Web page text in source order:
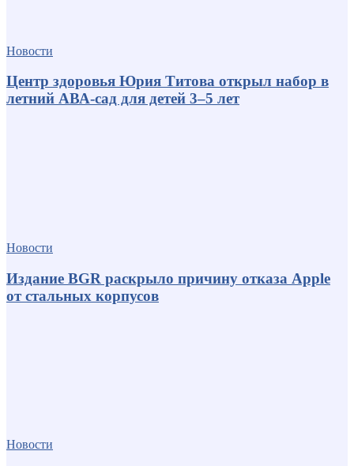
Новости
Центр здоровья Юрия Титова открыл набор в
летний АВА-сад для детей 3–5 лет
Новости
Издание BGR раскрыло причину отказа Apple
от стальных корпусов
Новости